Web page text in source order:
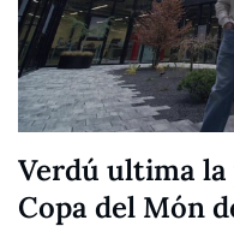
Verdú ultima
Copa del Món